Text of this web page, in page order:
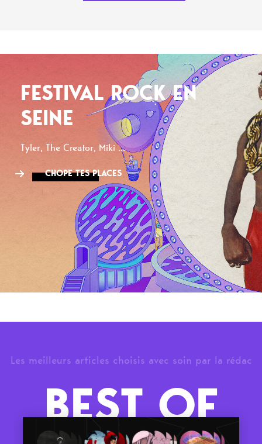
FESTIVAL ROCK EN
SEINE
Tyler, The Creator, Miki ...
CHOPE TES PLACES
Les meilleurs articles choisis avec soin par la rédac
BEST OF